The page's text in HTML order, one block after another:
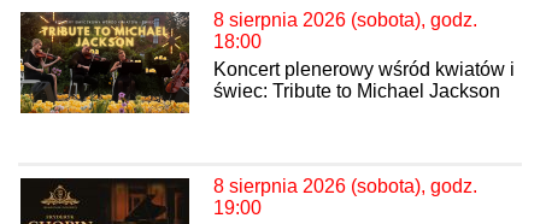
8 sierpnia 2026 (sobota), godz.
18:00
Koncert plenerowy wśród kwiatów i
świec: Tribute to Michael Jackson
8 sierpnia 2026 (sobota), godz.
19:00